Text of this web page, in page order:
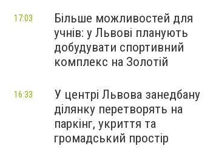
Більше можливостей для
учнів: у Львові планують
добудувати спортивний
комплекс на Золотій
17:03
У центрі Львова занедбану
ділянку перетворять на
паркінг, укриття та
громадський простір
16:33